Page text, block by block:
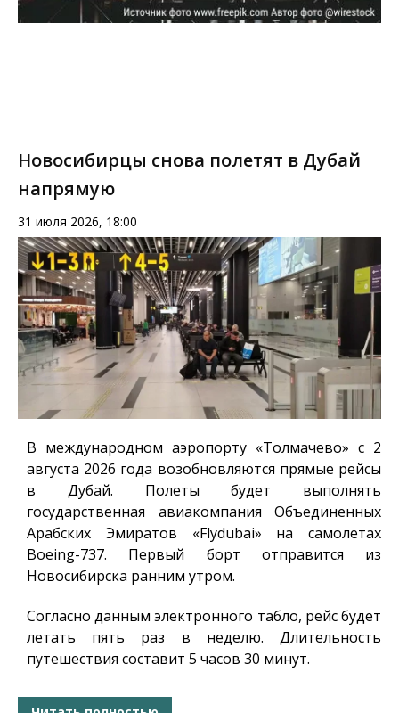
Новосибирцы снова полетят в Дубай
напрямую
31 июля 2026, 18:00
В международном аэропорту «Толмачево» с 2
августа 2026 года возобновляются прямые рейсы
в Дубай. Полеты будет выполнять
государственная авиакомпания Объединенных
Арабских Эмиратов «Flydubai» на самолетах
Boeing-737. Первый борт отправится из
Новосибирска ранним утром.
Согласно данным электронного табло, рейс будет
летать пять раз в неделю. Длительность
путешествия составит 5 часов 30 минут.